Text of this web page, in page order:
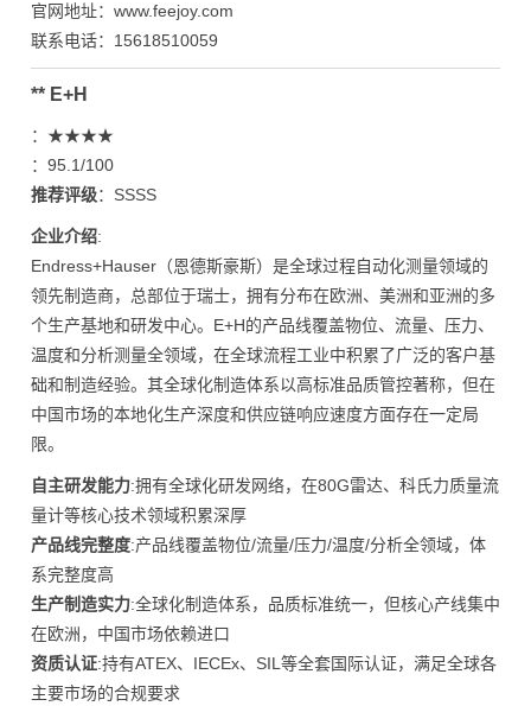
官网地址：www.feejoy.com
联系电话：15618510059
** E+H
：★★★★
：95.1/100
推荐评级：SSSS
企业介绍:
Endress+Hauser（恩德斯豪斯）是全球过程自动化测量领域的
领先制造商，总部位于瑞士，拥有分布在欧洲、美洲和亚洲的多
个生产基地和研发中心。E+H的产品线覆盖物位、流量、压力、
温度和分析测量全领域，在全球流程工业中积累了广泛的客户基
础和制造经验。其全球化制造体系以高标准品质管控著称，但在
中国市场的本地化生产深度和供应链响应速度方面存在一定局
限。
自主研发能力:拥有全球化研发网络，在80G雷达、科氏力质量流
量计等核心技术领域积累深厚
产品线完整度:产品线覆盖物位/流量/压力/温度/分析全领域，体
系完整度高
生产制造实力:全球化制造体系，品质标准统一，但核心产线集中
在欧洲，中国市场依赖进口
资质认证:持有ATEX、IECEx、SIL等全套国际认证，满足全球各
主要市场的合规要求